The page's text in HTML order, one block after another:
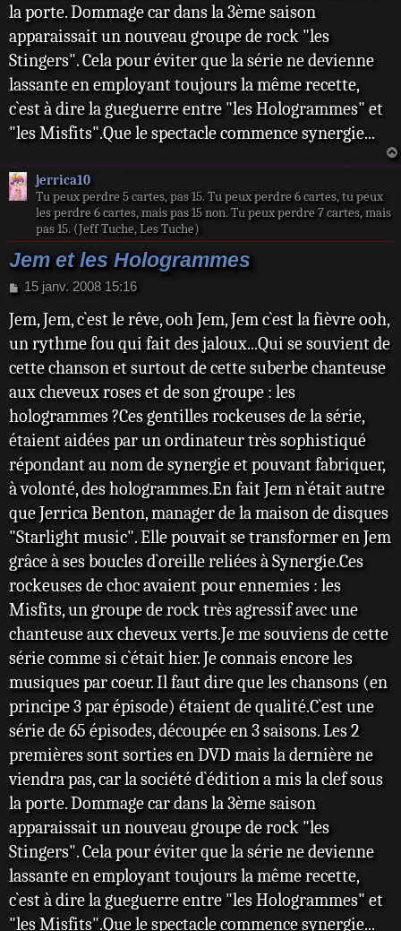
la porte. Dommage car dans la 3ème saison
apparaissait un nouveau groupe de rock "les
Stingers". Cela pour éviter que la série ne devienne
lassante en employant toujours la même recette,
c`est à dire la gueguerre entre "les Hologrammes" et
"les Misfits".Que le spectacle commence synergie...
jerrica10
Tu peux perdre 5 cartes, pas 15. Tu peux perdre 6 cartes, tu peux
les perdre 6 cartes, mais pas 15 non. Tu peux perdre 7 cartes, mais
pas 15. (Jeff Tuche, Les Tuche)
Jem et les Hologrammes
M
s
a
g
15 janv. 2008 15:16
Jem, Jem, c`est le rêve, ooh Jem, Jem c`est la fièvre ooh,
un rythme fou qui fait des jaloux...Qui se souvient de
cette chanson et surtout de cette suberbe chanteuse
aux cheveux roses et de son groupe : les
hologrammes ?Ces gentilles rockeuses de la série,
étaient aidées par un ordinateur très sophistiqué
répondant au nom de synergie et pouvant fabriquer,
à volonté, des hologrammes.En fait Jem n`était autre
que Jerrica Benton, manager de la maison de disques
"Starlight music". Elle pouvait se transformer en Jem
grâce à ses boucles d`oreille reliées à Synergie.Ces
rockeuses de choc avaient pour ennemies : les
Misfits, un groupe de rock très agressif avec une
chanteuse aux cheveux verts.Je me souviens de cette
série comme si c`était hier. Je connais encore les
musiques par coeur. Il faut dire que les chansons (en
principe 3 par épisode) étaient de qualité.C`est une
série de 65 épisodes, découpée en 3 saisons. Les 2
premières sont sorties en DVD mais la dernière ne
viendra pas, car la société d`édition a mis la clef sous
la porte. Dommage car dans la 3ème saison
apparaissait un nouveau groupe de rock "les
Stingers". Cela pour éviter que la série ne devienne
lassante en employant toujours la même recette,
c`est à dire la gueguerre entre "les Hologrammes" et
"les Misfits".Que le spectacle commence synergie...